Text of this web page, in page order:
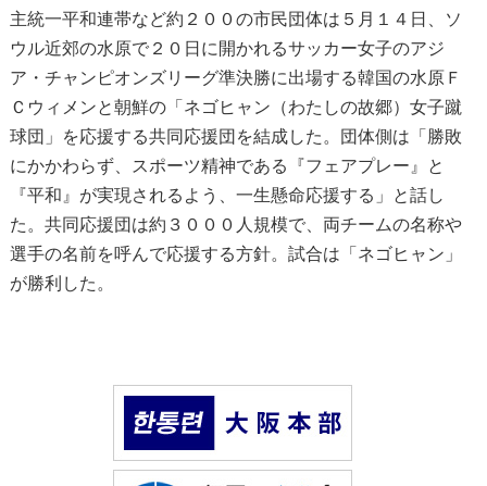
主統一平和連帯など約２００の市民団体は５月１４日、ソ
ウル近郊の水原で２０日に開かれるサッカー女子のアジ
ア・チャンピオンズリーグ準決勝に出場する韓国の水原Ｆ
Ｃウィメンと朝鮮の「ネゴヒャン（わたしの故郷）女子蹴
球団」を応援する共同応援団を結成した。団体側は「勝敗
にかかわらず、スポーツ精神である『フェアプレー』と
『平和』が実現されるよう、一生懸命応援する」と話し
た。共同応援団は約３０００人規模で、両チームの名称や
選手の名前を呼んで応援する方針。試合は「ネゴヒャン」
が勝利した。